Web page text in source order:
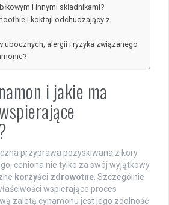
i innymi składnikami?
i koktajl odchudzający z
ubocznych, alergii i ryzyka związanego
i jakie ma
przyprawa pozyskiwana z kory
ceniona nie tylko za swój wyjątkowy
korzyści zdrowotne . Szczególnie
wspierające proces
zaletą cynamonu jest jego zdolność